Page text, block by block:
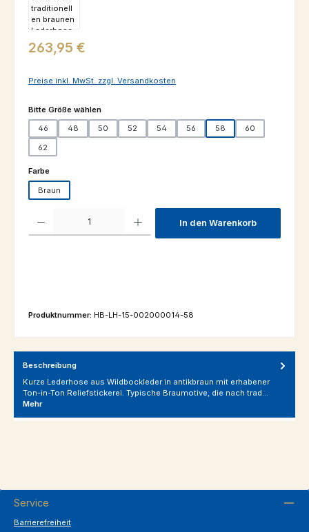
Regulärer Preis:
263,95 €
Preise inkl. MwSt. zzgl. Versandkosten
Bitte Größe wählenauswählen
46 48 50 52 54 56 58
60
62
Farbeauswählen
Braun
In den Warenkorb
Produktnummer: HB-LH-15-002000014-58
Beschreibung
Kurze Lederhose aus Wildbockleder in antikbraun mit erhabener
Ton-in-Ton Reliefstickerei. Typische Braumotive, die nach trad…
Mehr
Service
Barrierefreiheit